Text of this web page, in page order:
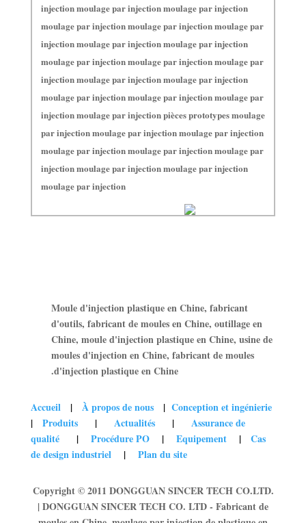
injection moulage par injection moulage par injection
moulage par injection moulage par injection moulage par
injection moulage par injection moulage par injection
moulage par injection moulage par injection moulage par
injection moulage par injection moulage par injection
moulage par injection moulage par injection moulage par
injection moulage par injection pièces prototypes moulage
par injection moulage par injection moulage par injection
moulage par injection moulage par injection moulage par
injection moulage par injection moulage par injection
moulage par injection
Moule d'injection plastique en Chine, fabricant
d'outils, fabricant de moules en Chine, outillage en
Chine, moule d'injection plastique en Chine, usine de
moules d'injection en Chine, fabricant de moules
d'injection plastique en Chine.
Accueil | À propos de nous | Conception et ingénierie
| Produits | Actualités| Assurance de
qualité
| Procédure PO| Equipement | Cas
de design industriel
| Plan du site
Copyright © 2011 DONGGUAN SINCER TECH CO.LTD.
| DONGGUAN SINCER TECH CO. LTD - Fabricant de